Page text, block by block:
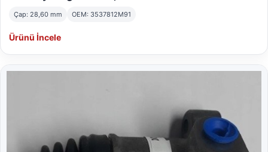
Çap: 28,60 mm OEM: 3537812M91
Ürünü İncele